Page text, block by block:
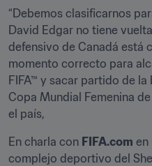
“Debemos clasificarnos
David Edgar no tiene
defensivo de Canadá está
momento correcto para
FIFA™ y sacar partido de
Copa Mundial Femenina
el país,
En charla con FIFA.com en
complejo deportivo del